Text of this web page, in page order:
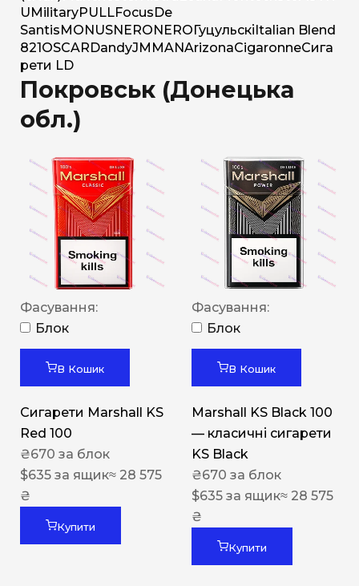
U MilitaryPULLFocus De
Santis MONUSNERO NERO Гуцульскі Italian Blend
821 OSCAR DandyJM MANArizonaCigaronneСига
рети LD
Покровськ (Донецька
обл.)
Фасування:
Блок
В Кошик
Сигарети Marshall KS
Red 100
₴670 за блок
$635 за ящик≈ 28 575
₴
Купити
Фасування:
Блок
В Кошик
Marshall KS Black 100
— класичні сигарети
KS Black
₴670 за блок
$635 за ящик≈ 28 575
₴
Купити